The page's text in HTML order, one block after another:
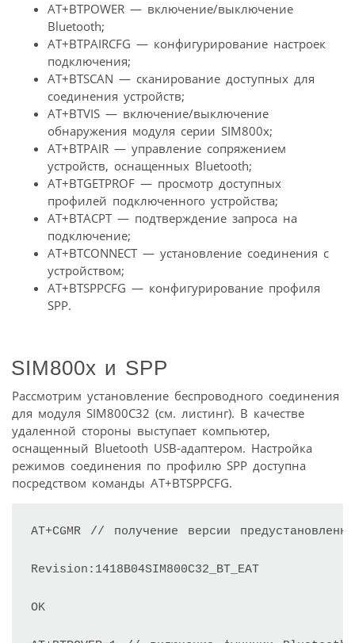
AT+BTPOWER — включение/выключение
Bluetooth;
AT+BTPAIRCFG — конфигурирование настроек
подключения;
AT+BTSCAN — сканирование доступных для
соединения устройств;
AT+BTVIS — включение/выключение
обнаружения модуля серии SIM800x;
AT+BTPAIR — управление сопряжением
устройств, оснащенных Bluetooth;
AT+BTGETPROF — просмотр доступных
профилей подключенного устройства;
AT+BTACPT — подтверждение запроса на
подключение;
AT+BTCONNECT — установление соединения с
устройством;
AT+BTSPPCFG — конфигурирование профиля
SPP.
SIM800x и SPP
Рассмотрим установление беспроводного соединения
для модуля SIM800C32 (см. листинг). В качестве
удаленной стороны выступает компьютер,
оснащенный Bluetooth USB-адаптером. Настройка
режимов соединения по профилю SPP доступна
посредством команды AT+BTSPPCFG.
AT+CGMR // получение версии
Revision:1418B04SIM800C32_BT_EAT
OK